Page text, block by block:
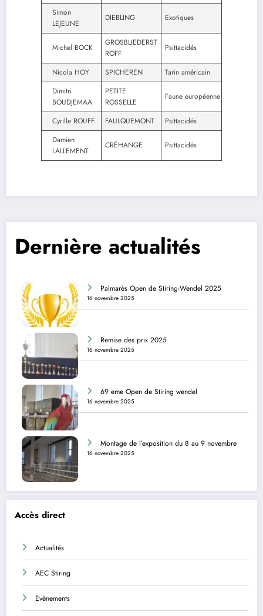
Simon
LEJEUNE
DIEBLING Exotiques
Michel BOCK
GROSBLIEDERST
ROFF
Psittacidés
Nicola HOY SPICHEREN
Tarin américain
Dimitri
BOUDJEMAA
PETITE
ROSSELLE
Faune européenne
Cyrille ROUFF FAULQUEMONT
Psittacidés
Damien
LALLEMENT
CRÉHANGE Psittacidés
Dernière actualités
Palmarès Open de Stiring-Wendel 2025
16 novembre 2025
Remise des prix 2025
16 novembre 2025
69 eme Open de Stiring wendel
16 novembre 2025
Montage de l’exposition du 8 au 9 novembre
16 novembre 2025
Accès direct
Actualités
AEC Stiring
Evènements